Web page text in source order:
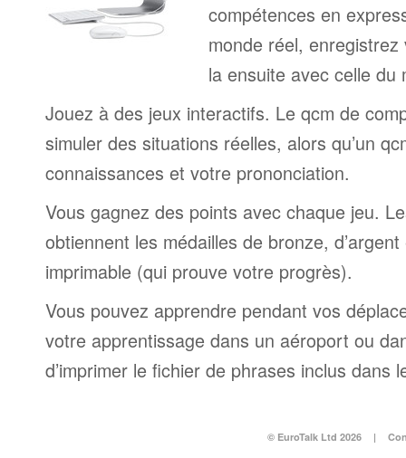
compétences en
monde réel,
la ensuite avec celle du
Jouez à des jeux interactifs. Le qcm de
simuler des situations réelles, alors qu’un
connaissances et votre prononciation.
Vous gagnez des points avec chaque jeu.
obtiennent les médailles de bronze, d’argent
imprimable (qui prouve votre progrès).
Vous pouvez apprendre pendant vos
votre apprentissage dans un aéroport ou
d’imprimer le fichier de phrases inclus dans
© EuroTalk Ltd 2026 |